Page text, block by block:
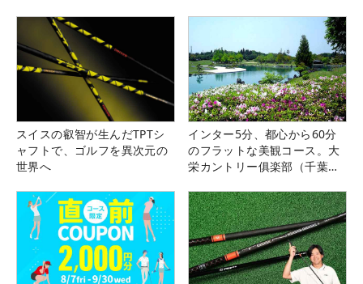
スイスの叡智が生んだTPTシ
ャフトで、ゴルフを異次元の
世界へ
インター5分、都心から60分
のフラットな美観コース。大
栄カントリー俱楽部（千葉